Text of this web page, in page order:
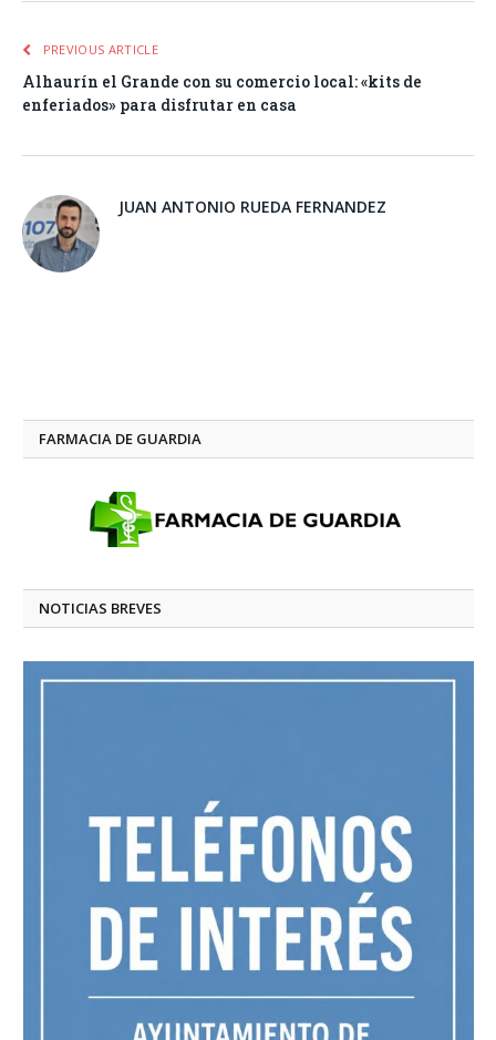
PREVIOUS ARTICLE
Alhaurín el Grande con su comercio local: «kits de
enferiados» para disfrutar en casa
JUAN ANTONIO RUEDA FERNANDEZ
FARMACIA DE GUARDIA
NOTICIAS BREVES